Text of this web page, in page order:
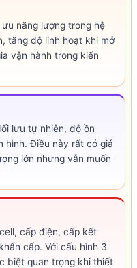
năng lượng trong hệ
tăng độ linh hoạt khi mở
vận hành trong kiến
lưu tự nhiên, độ ồn
hình. Điều này rất có giá
lớn nhưng vẫn muốn
cell, cấp điện, cấp kết
cấp. Với cấu hình 3
biệt quan trọng khi thiết